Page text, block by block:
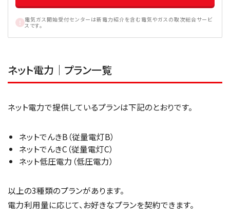
電気ガス開始受付センターは新電力紹介を含む電気やガスの取次総合サービ
スです。
ネット電力｜プラン一覧
ネット電力で提供しているプランは下記のとおりです。
ネットでんきB（従量電灯B）
ネットでんきC（従量電灯C）
ネット低圧電力（低圧電力）
以上の3種類のプランがあります。
電力利用量に応じて、お好きなプランを契約できます。